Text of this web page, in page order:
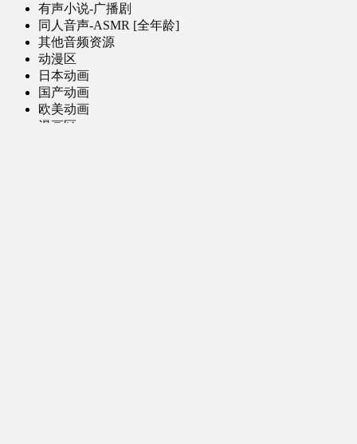
有声小说-广播剧
同人音声-ASMR [全年龄]
其他音频资源
动漫区
日本动画
国产动画
欧美动画
漫画区